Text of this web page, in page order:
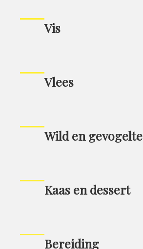
Vis
Vlees
Wild en gevogelte
Kaas en dessert
Bereiding